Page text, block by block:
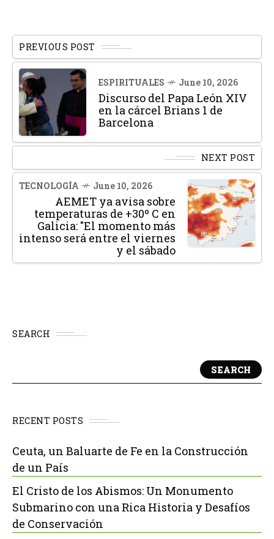
PREVIOUS POST
ESPIRITUALES June 10, 2026
Discurso del Papa León XIV
en la cárcel Brians 1 de
Barcelona
NEXT POST
TECNOLOGÍA June 10, 2026
AEMET ya avisa sobre
temperaturas de +30º C en
Galicia: "El momento más
intenso será entre el viernes
y el sábado
SEARCH
SEARCH
RECENT POSTS
Ceuta, un Baluarte de Fe en la Construcción
de un País
El Cristo de los Abismos: Un Monumento
Submarino con una Rica Historia y Desafíos
de Conservación